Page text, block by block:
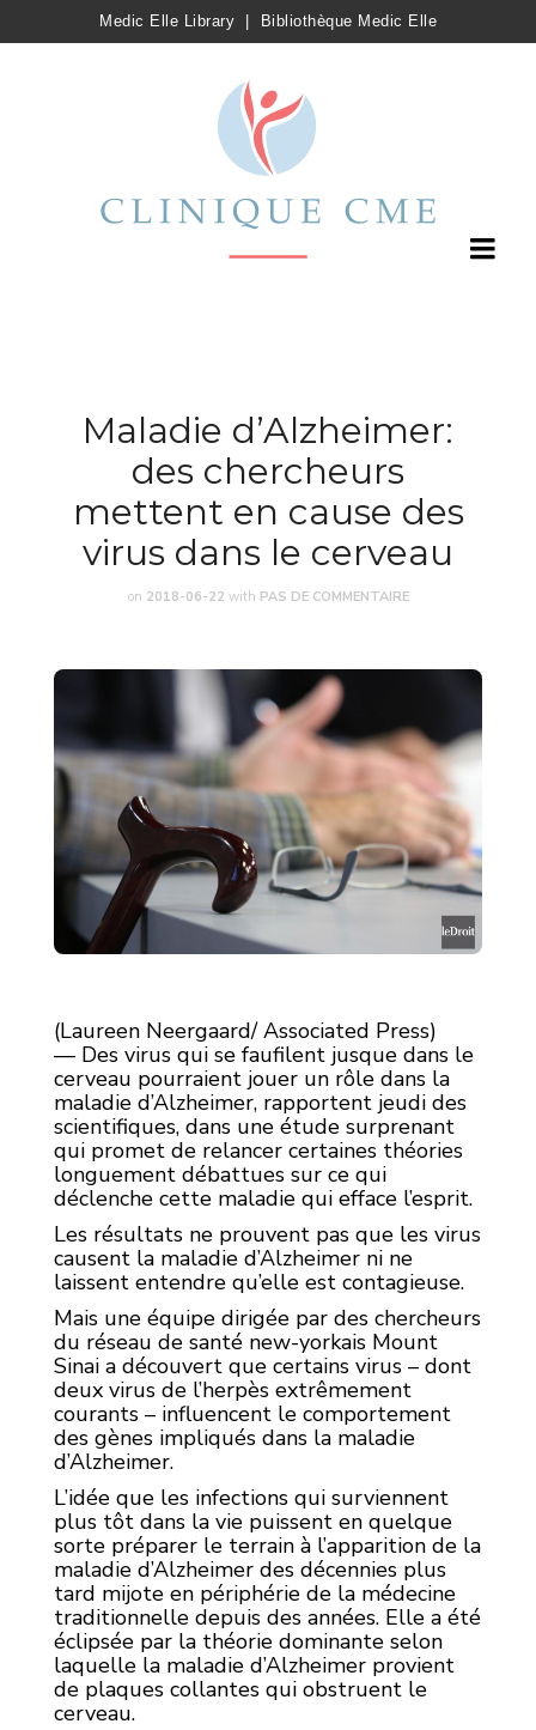
Medic Elle Library Bibliothèque Medic Elle
Maladie d’Alzheimer:
des chercheurs
mettent en cause des
virus dans le cerveau
on 2018-06-22 with PAS DE COMMENTAIRE
(Laureen Neergaard/ Associated Press)
— Des virus qui se faufilent jusque dans le
cerveau pourraient jouer un rôle dans la
maladie d’Alzheimer, rapportent jeudi des
scientifiques, dans une étude surprenant
qui promet de relancer certaines théories
longuement débattues sur ce qui
déclenche cette maladie qui efface l’esprit.
Les résultats ne prouvent pas que les virus
causent la maladie d’Alzheimer ni ne
laissent entendre qu’elle est contagieuse.
Mais une équipe dirigée par des chercheurs
du réseau de santé new-yorkais Mount
Sinai a découvert que certains virus – dont
deux virus de l’herpès extrêmement
courants – influencent le comportement
des gènes impliqués dans la maladie
d’Alzheimer.
L’idée que les infections qui surviennent
plus tôt dans la vie puissent en quelque
sorte préparer le terrain à l’apparition de la
maladie d’Alzheimer des décennies plus
tard mijote en périphérie de la médecine
traditionnelle depuis des années. Elle a été
éclipsée par la théorie dominante selon
laquelle la maladie d’Alzheimer provient
de plaques collantes qui obstruent le
cerveau.